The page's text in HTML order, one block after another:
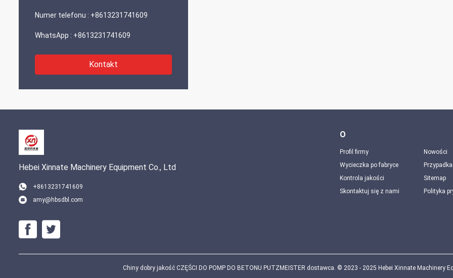
Numer telefonu : +8613231741609
WhatsApp : +8613231741609
Kontakt
Hebei Xinnate Machinery Equipment Co., Ltd
+8613231741609
amy@hbsdbl.com
O
Profil firmy
Wycieczka po fabryce
Kontrola jakości
Skontaktuj się z nami
Nowości
Sitemap
Polityka
Chiny dobry jakość CZĘŚCI DO POMP DO BETONU PUTZMEISTER dostawca. © 2023 - 2025 Hebei Xinnate Machinery